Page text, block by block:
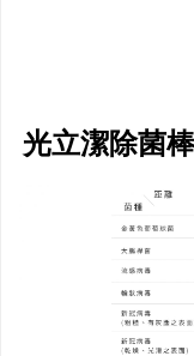
光立潔除菌